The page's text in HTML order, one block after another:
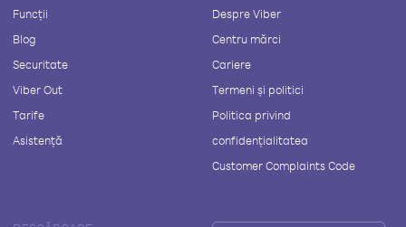
Funcții
Blog
Securitate
Viber Out
Tarife
Asistență
Despre Viber
Centru mărci
Cariere
Termeni și politici
Politica privind
confidențialitatea
Customer Complaints Code